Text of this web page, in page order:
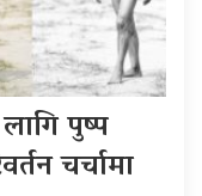
पुष्प
चर्चामा